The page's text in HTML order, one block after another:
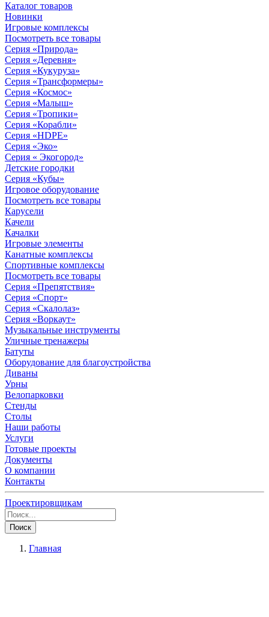
Каталог товаров
Новинки
Игровые комплексы
Посмотреть все товары
Серия «Природа»
Серия «Деревня»
Серия «Кукуруза»
Серия «Трансформеры»
Серия «Космос»
Серия «Малыш»
Серия «Тропики»
Серия «Корабли»
Серия «HDPE»
Серия «Эко»
Серия « Экогород»
Детские городки
Серия «Кубы»
Игровое оборудование
Посмотреть все товары
Карусели
Качели
Качалки
Игровые элементы
Канатные комплексы
Спортивные комплексы
Посмотреть все товары
Серия «Препятствия»
Серия «Спорт»
Серия «Скалолаз»
Серия «Воркаут»
Музыкальные инструменты
Уличные тренажеры
Батуты
Оборудование для благоустройства
Диваны
Урны
Велопарковки
Стенды
Столы
Наши работы
Услуги
Готовые проекты
Документы
О компании
Контакты
Проектировщикам
Поиск
Главная